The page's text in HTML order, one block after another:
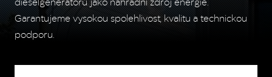
Garantujeme vysokou spolehlivost, kvalitu a technickou
podporu.